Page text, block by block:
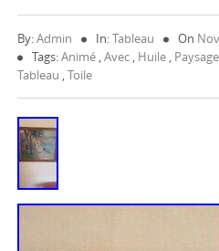
By:Admin In:Tableau On
Tags:Animé ,Avec , Huile , Paysage
Tableau ,Toile